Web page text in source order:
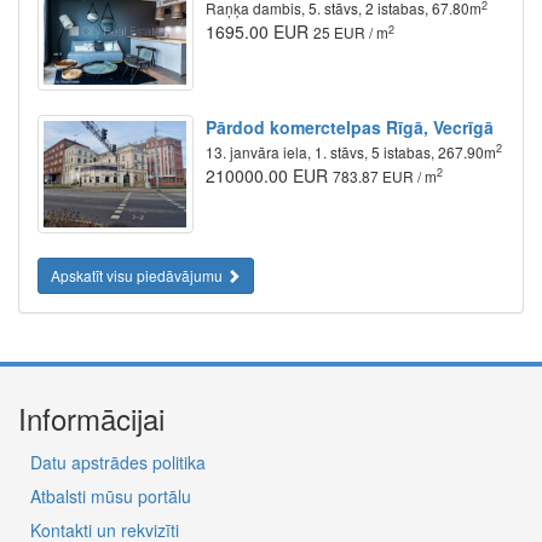
Raņķa dambis, 5. stāvs, 2 istabas, 67.80m2
1695.00 EUR 25 EUR / m2
Pārdod komerctelpas Rīgā, Vecrīgā
13. janvāra iela, 1. stāvs, 5 istabas, 267.90m2
210000.00 EUR 783.87 EUR / m2
Apskatīt visu piedāvājumu
Informācijai
Datu apstrādes politika
Atbalsti mūsu portālu
Kontakti un rekvizīti